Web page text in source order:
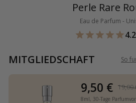
Perle Rare
Eau de Parfum -
4.2
MITGLIEDSCHAFT So
9,50 € 19,00
8ml, 30-Tage